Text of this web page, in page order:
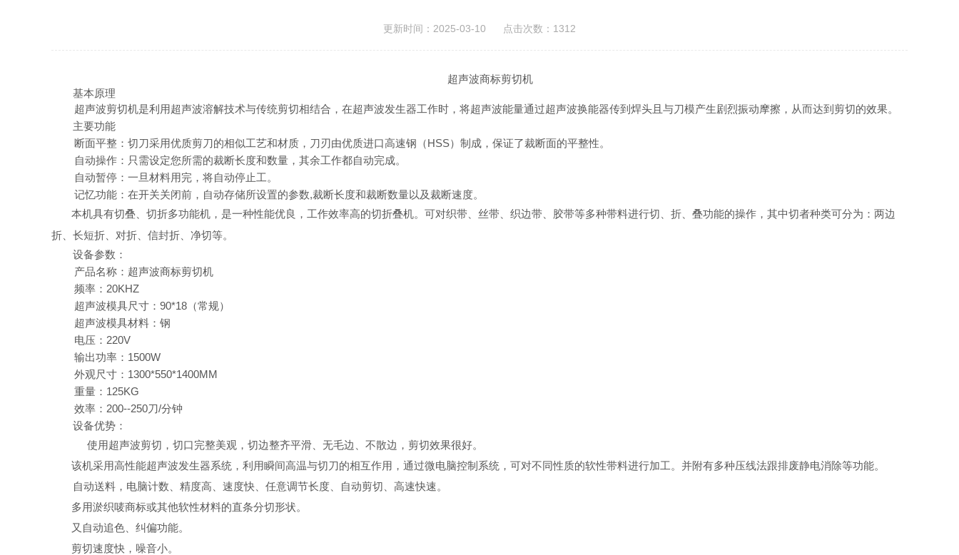
更新时间：2025-03-10 点击次数：1312
超声波商标剪切机
基本原理
超声波剪切机是利用超声波溶解技术与传统剪切相结合，在超声波发生器工作时，将超声波能量通过超声波换能器传到焊头且与刀模产生剧烈振动摩擦，从而达到剪切的效果。
主要功能
断面平整： 切刀采用优质剪刀的相似工艺和材质，刀刃由优质进口高速钢（HSS）制成，保证了裁断面的平整性。
自动操作： 只需设定您所需的裁断长度和数量，其余工作都自动完成。
自动暂停： 一旦材料用完，将自动停止工。
记忆功能： 在开关关闭前，自动存储所设置的参数,裁断长度和裁断数量以及裁断速度。
本机具有切叠、切折多功能机，是一种性能优良，工作效率高的切折叠机。可对织带、丝带、织边带、胶带等多种带料进行切、折、叠功能的操作，其中切者种类可分为：两边
折、长短折、对折、信封折、净切等。
设备参数：
产品名称：超声波商标剪切机
频率： 20KHZ
超声波模具尺寸： 90*18 （常规）
超声波模具材料：钢
电压： 220V
输出功率： 1500W
外观尺寸： 1300*550*1400MM
重量： 125KG
效率： 200--250刀/分钟
设备优势：
使用超声波剪切，切口完整美观，切边整齐平滑、无毛边、不散边，剪切效果很好。
该机采用高性能超声波发生器系统，利用瞬间高温与切刀的相互作用，通过微电脑控制系统，可对不同性质的软性带料进行加工。并附有多种压线法跟排废静电消除等功能。
自动送料，电脑计数、精度高、速度快、任意调节长度、自动剪切、高速快速。
多用淤织唛商标或其他软性材料的直条分切形状。
又自动追色、纠偏功能。
剪切速度快，噪音小。